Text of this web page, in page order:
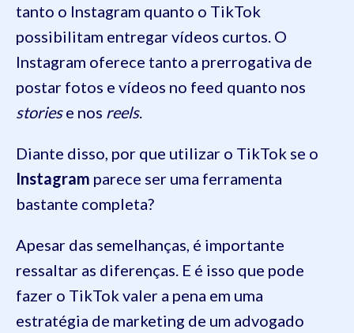
tanto o Instagram quanto o TikTok
possibilitam entregar vídeos curtos. O
Instagram oferece tanto a prerrogativa de
postar fotos e vídeos no feed quanto nos
storiese nos reels.
Diante disso, por que utilizar o TikTok se o
Instagram parece ser uma ferramenta
bastante completa?
Apesar das semelhanças, é importante
ressaltar as diferenças. E é isso que pode
fazer o TikTok valer a pena em uma
estratégia de marketing de um advogado